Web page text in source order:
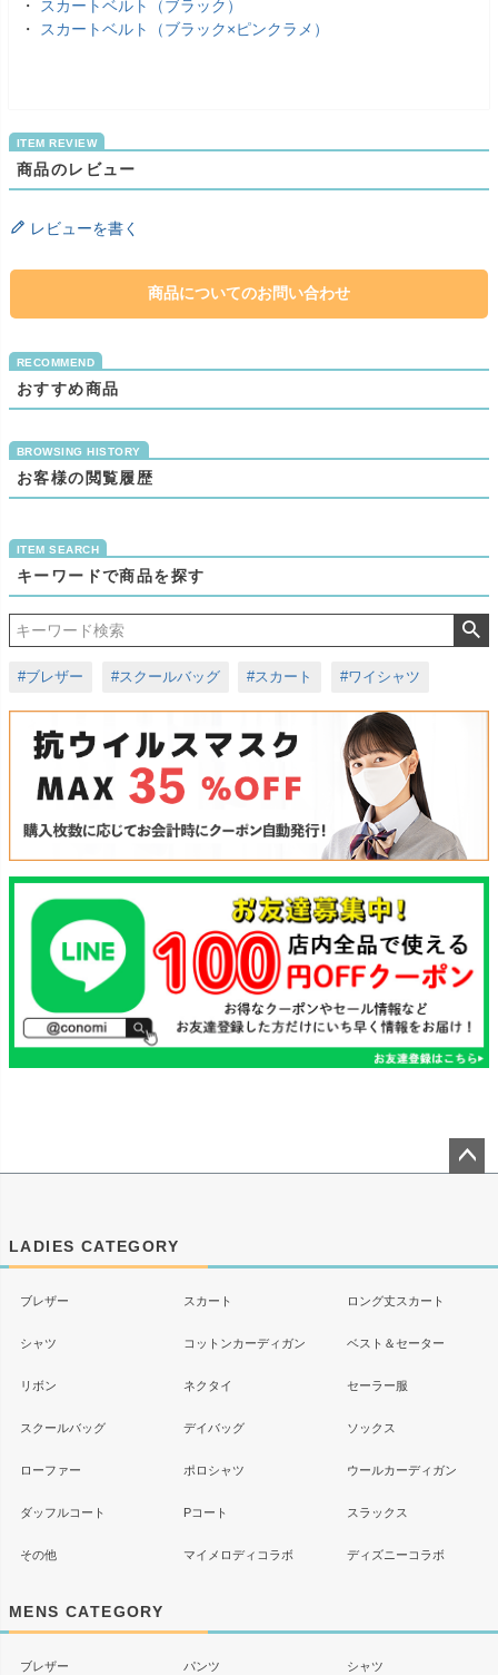
・
スカートベルト（ブラック）
・
スカートベルト（ブラック×ピンクラメ）
商品のレビュー
レビューを書く
商品についてのお問い合わせ
おすすめ商品
お客様の閲覧履歴
キーワードで商品を探す
#ブレザー #スクールバッグ #スカート #ワイシャツ
LADIES CATEGORY
ブレザー スカート ロング丈スカート
シャツ コットンカーディガン ベスト＆セーター
リボン ネクタイ セーラー服
スクールバッグ デイバッグ ソックス
ローファー ポロシャツ ウールカーディガン
ダッフルコート Pコート スラックス
その他 マイメロディコラボ ディズニーコラボ
MENS CATEGORY
ブレザー パンツ シャツ